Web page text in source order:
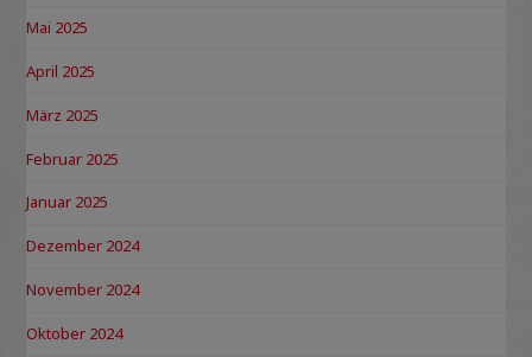
Mai 2025
April 2025
März 2025
Februar 2025
Januar 2025
Dezember 2024
November 2024
Oktober 2024